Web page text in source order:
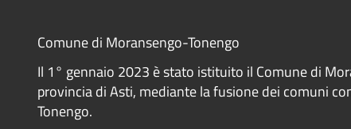
Comune di Moransengo-Tonengo
Il 1° gennaio 2023 è stato istituito il Comune di
provincia di Asti, mediante la fusione dei comuni
Tonengo.